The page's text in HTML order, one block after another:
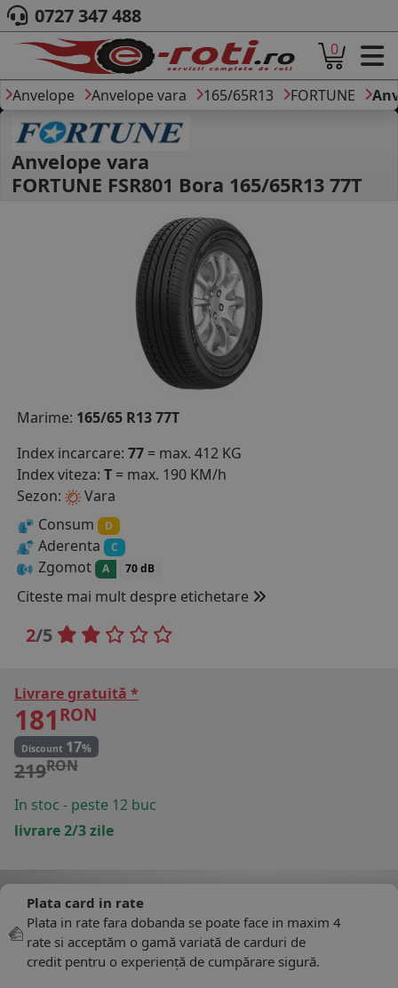
ACASA
DESPRE NOI
ANVELOPE
AUTO
CAMION
MOTO
CAUTARE DUPA
DIMENSIUNI
PRODUCATORI ANVELOPE
MARCA AUTO
BLOG
B2B - COLABORARE COMPANII
COS (0 PRODUSE
0727 347 488
0
Anvelope Anvelope vara 165/65R13 FORTUNE
Anvelope vara
FORTUNE FSR801 Bora 165/65R13 77T
Marime: 165/65 R13 77T
Index incarcare: 77 = max. 412 KG
Index viteza: T = max. 190 KM/h
Sezon:
Vara
Consum
D
Aderenta C
Zgomot A 70 dB
Citeste mai mult despre etichetare
2/5
Livrare gratuită *
181 RON
Discount 17%
219RON
In stoc - peste 12 buc
livrare 2/3 zile
Plata card in rate
Plata in rate fara dobanda se poate face in maxim 4
rate si acceptăm o gamă variată de carduri de
credit pentru o experiență de cumpărare sigură.